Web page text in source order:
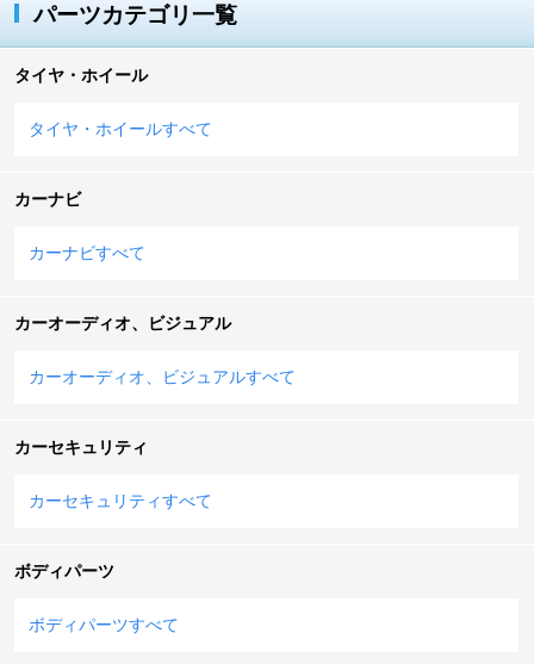
パーツカテゴリ一覧
タイヤ・ホイール
タイヤ・ホイールすべて
カーナビ
カーナビすべて
カーオーディオ、ビジュアル
カーオーディオ、ビジュアルすべて
カーセキュリティ
カーセキュリティすべて
ボディパーツ
ボディパーツすべて